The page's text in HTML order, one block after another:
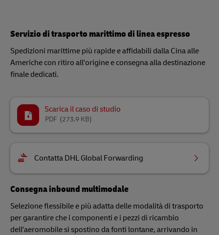
Servizio di trasporto marittimo di linea espresso
Spedizioni marittime più rapide e affidabili dalla Cina alle
Americhe con ritiro all'origine e consegna alla destinazione
finale dedicati.
Scarica il caso di studio
(273.9 KB)
PDF
Contatta DHL Global Forwarding
Consegna inbound multimodale
Selezione flessibile e più adatta delle modalità di trasporto
per garantire che i componenti e i pezzi di ricambio
dell'aeromobile si spostino da fonti lontane, arrivando in